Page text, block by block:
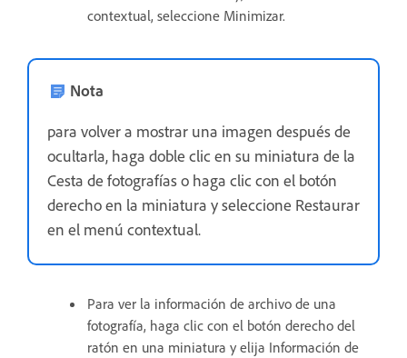
contextual, seleccione Minimizar.
Nota
para volver a mostrar una imagen después de
ocultarla, haga doble clic en su miniatura de la
Cesta de fotografías o haga clic con el botón
derecho en la miniatura y seleccione Restaurar
en el menú contextual.
Para ver la información de archivo de una
fotografía, haga clic con el botón derecho del
ratón en una miniatura y elija Información de